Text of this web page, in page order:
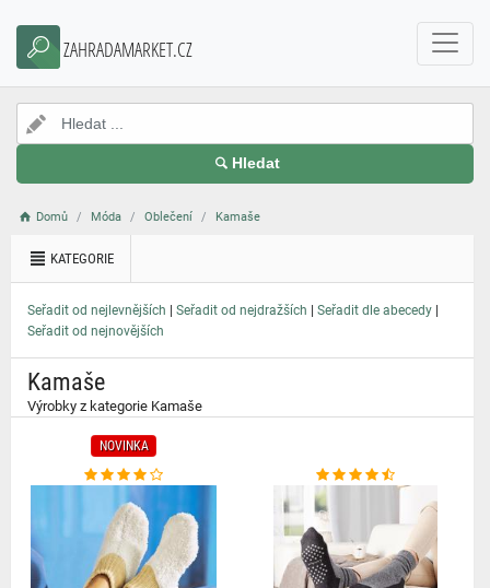
ZAHRADAMARKET.CZ
Hledat
Domů Móda Oblečení Kamaše
KATEGORIE
Seřadit od nejlevnějších | Seřadit od nejdražších | Seřadit dle abecedy |
Seřadit od nejnovějších
Kamaše
Výrobky z kategorie Kamaše
NOVINKA